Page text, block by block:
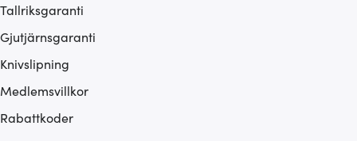
Tallriksgaranti
Gjutjärnsgaranti
Knivslipning
Medlemsvillkor
Rabattkoder